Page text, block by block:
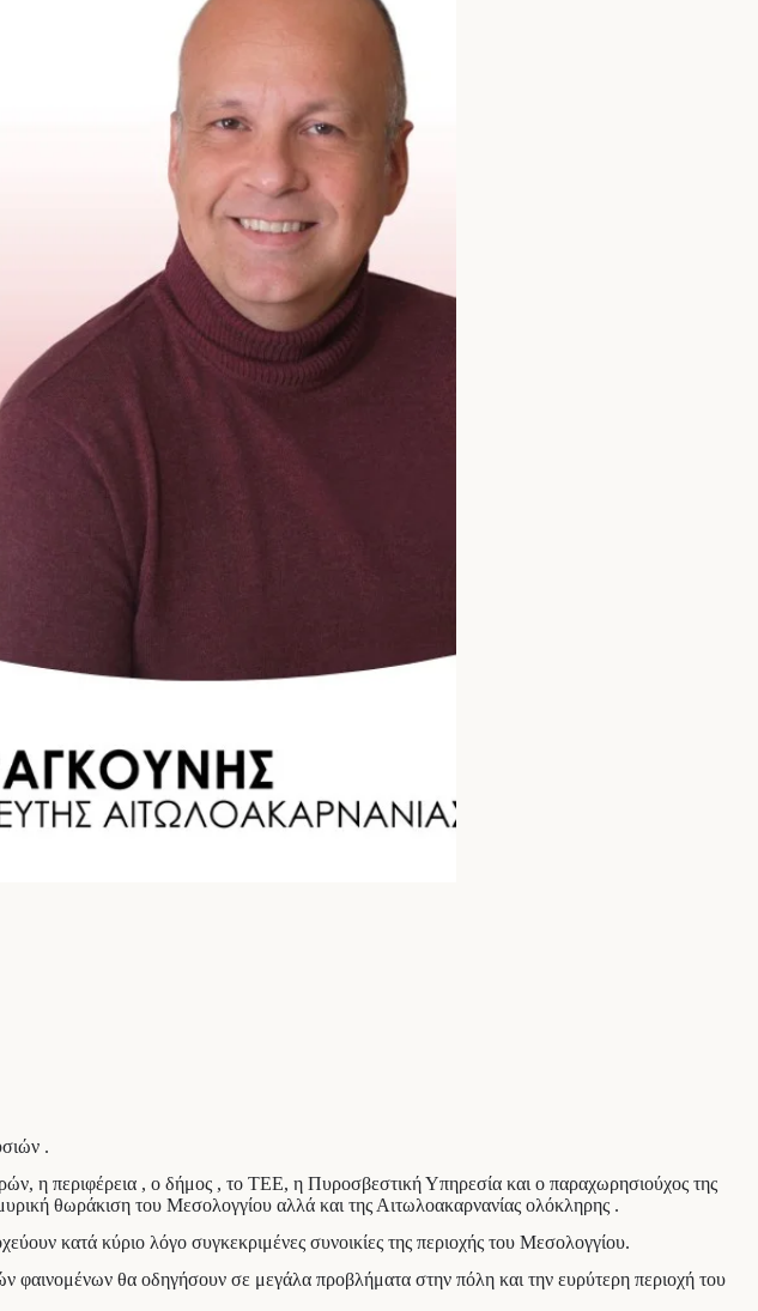
.
η περιφέρεια , ο δήμος , το ΤΕΕ, η Πυροσβεστική Υπηρεσία και ο παραχωρησιούχος της
θωράκιση του Μεσολογγίου αλλά και της Αιτωλοακαρνανίας ολόκληρης .
κατά κύριο λόγο συγκεκριμένες συνοικίες της περιοχής του Μεσολογγίου.
φαινομένων θα οδηγήσουν σε μεγάλα προβλήματα στην πόλη και την ευρύτερη περιοχή του